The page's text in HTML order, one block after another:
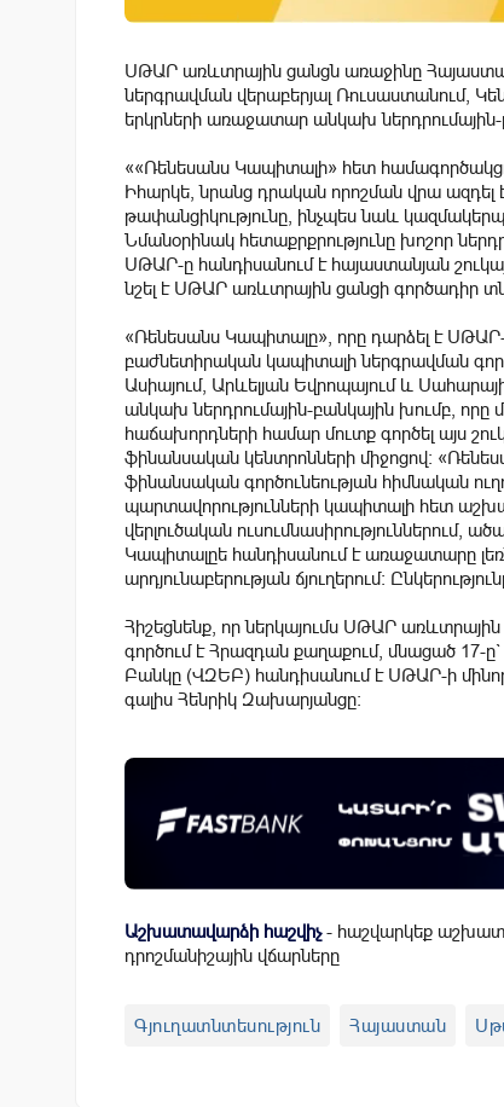
ՍԹԱՐ առևտրային ցանցն առաջինը
ներգրավման վերաբերյալ Ռուսաստանում,
երկրների առաջատար անկախ
««Ռենեսանս Կապիտալի» հետ
Իհարկե, նրանց դրական որոշման վրա ազդել
թափանցիկությունը, ինչպես նաև
Նմանօրինակ հետաքրքրությունը խոշոր
ՍԹԱՐ-ը հանդիսանում է հայաստանյան
նշել է ՍԹԱՐ առևտրային ցանցի գործադիր
«Ռենեսանս Կապիտալը», որը դարձել է
բաժնետիրական կապիտալի ներգրավման
Ասիայում, Արևելյան Եվրոպայում և
անկախ ներդրումային-բանկային խումբ, որը
հաճախորդների համար մուտք գործել այս
ֆինանսական կենտրոնների միջոցով:
ֆինանսական գործունեության հիմնական
պարտավորությունների կապիտալի հետ
վերլուծական ուսումնասիրություններում,
Կապիտալըե հանդիսանում է առաջատարը
արդյունաբերության ճյուղերում:
Հիշեցնենք, որ ներկայումս ՍԹԱՐ
գործում է Հրազդան քաղաքում, մնացած
Բանկը (ՎԶԵԲ) հանդիսանում է ՍԹԱՐ-ի
գալիս Հենրիկ Զախարյանցը:
Աշխատավարձի հաշվիչ - հաշվարկեք
դրոշմանիշային վճարները
Գյուղատնտեսություն Հայաստան